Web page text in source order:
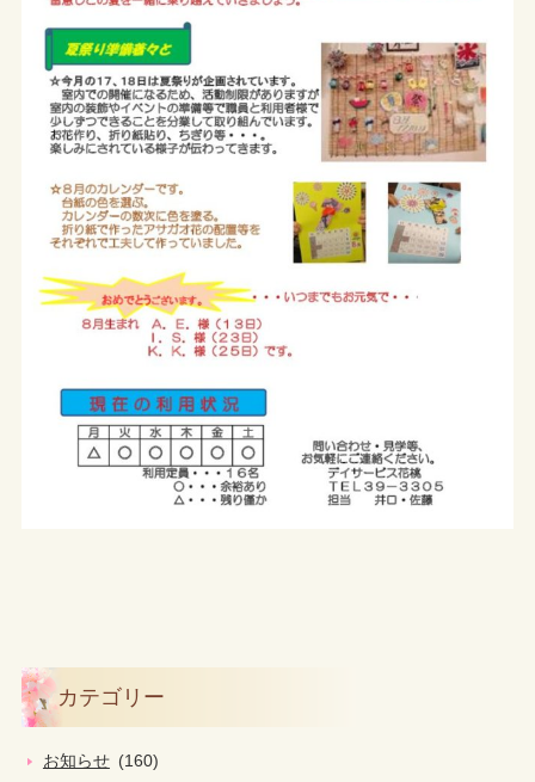
カテゴリー
お知らせ (160)